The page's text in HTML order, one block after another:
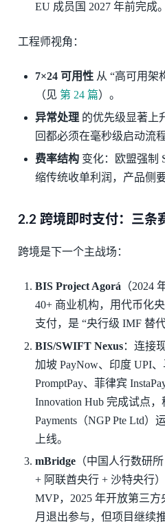
EU 成员国 2027 年前完成。
工程师视角：
7×24 可用性 从 “高可用架
（见 第 24 篇）。
异常处理 的优先级显著上
回都必须在毫秒级启动流程
费率结构 变化：欧盟强制
缩传统收单利润，产品侧
2.2 跨境即时支付：三条
跨境是下一个主战场：
BIS Project Agorá （2024
40+ 商业机构，用代币化
支付，是 “央行级 IMF 替
BIS/SWIFT Nexus：连接
加坡 PayNow、印度 UPI
PromptPay、菲律宾
Innovation Hub 完成试点，
Payments（NGP Pte Ltd）
上线。
mBridge （中国人行数研
+ 阿联酋央行 + 沙特央行
MVP，2025 年开放第三方
月退出参与，但项目继续推